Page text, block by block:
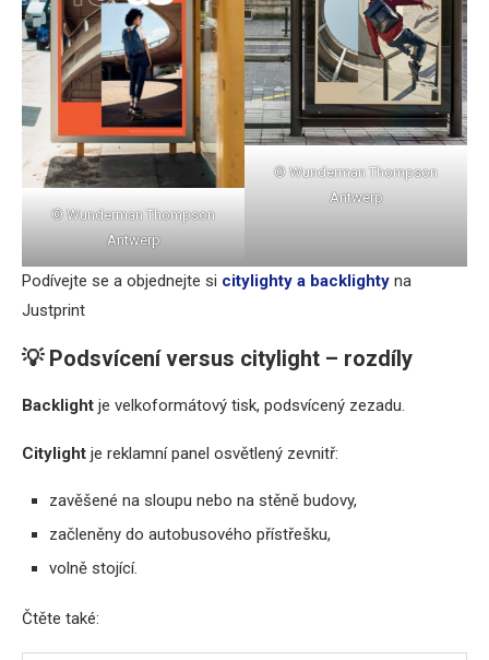
© Wunderman Thompson
Antwerp
© Wunderman Thompson
Antwerp
Podívejte se a objednejte si citylighty a backlighty na
Justprint
💡 Podsvícení versus citylight – rozdíly
Backlight je velkoformátový tisk, podsvícený zezadu.
Citylight je reklamní panel osvětlený zevnitř:
zavěšené na sloupu nebo na stěně budovy,
začleněny do autobusového přístřešku,
volně stojící.
Čtěte také: